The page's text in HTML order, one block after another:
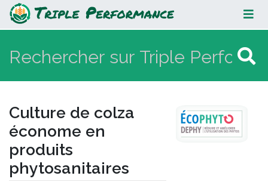
Culture de colza économe en
produits phytosanitaires
Culture de colza
économe en
produits
phytosanitaires